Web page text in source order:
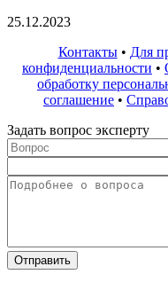
25.12.2023
Контакты• Для
конфиденциальности •
обработку
соглашение •
Задать вопрос эксперту